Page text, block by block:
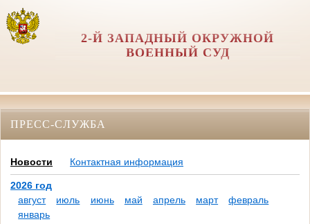
2-Й ЗАПАДНЫЙ ОКРУЖНОЙ
ВОЕННЫЙ СУД
ПРЕСС-СЛУЖБА
Новости Контактная информация
2026 год
август
июль июнь май апрель март
февраль
январь